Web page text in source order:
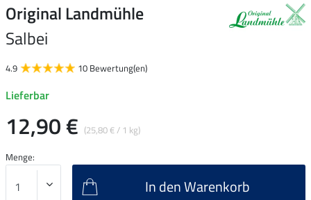
Original Landmühle
Salbei
4.9 10 Bewertung(en)
Lieferbar
12,90 € (25,80 € / 1 kg)
Menge:
In den Warenkorb